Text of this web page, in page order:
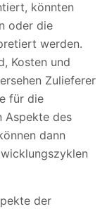
könnten
oder die
werden.
Kosten und
Zulieferer
für die
Aspekte des
dann
der